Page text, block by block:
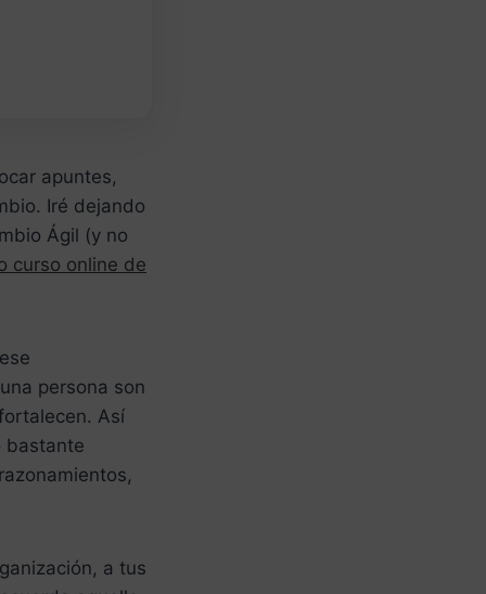
apuntes,
Iré dejando
Ágil (y no
curso online de
persona son
Así
bastante
a tus